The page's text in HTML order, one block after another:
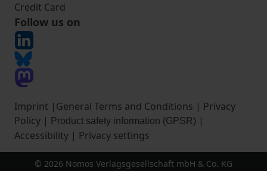
Credit Card
Follow us on
Imprint | General Terms and Conditions | Privacy
Policy | Product safety information (GPSR) |
Accessibility | Privacy settings
© 2026 Nomos Verlagsgesellschaft mbH & Co. KG